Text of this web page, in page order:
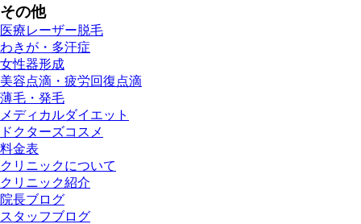
その他
医療レーザー脱毛
わきが・多汗症
女性器形成
美容点滴・疲労回復点滴
薄毛・発毛
メディカルダイエット
ドクターズコスメ
料金表
クリニックについて
クリニック紹介
院長ブログ
スタッフブログ